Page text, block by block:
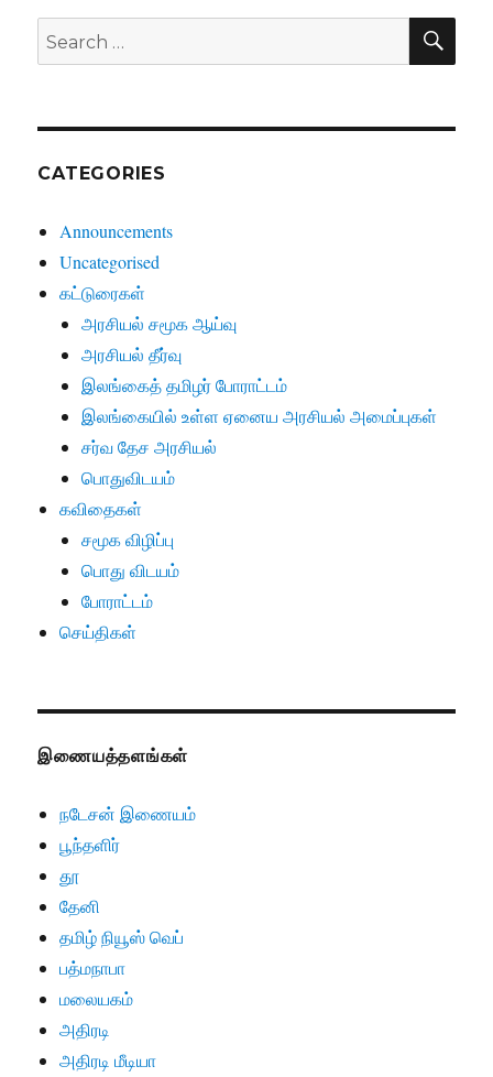
Search
for:
CATEGORIES
Announcements
Uncategorised
கட்டுரைகள்
அரசியல் சமூக ஆய்வு
அரசியல் தீர்வு
இலங்கைத் தமிழர் போராட்டம்
இலங்கையில் உள்ள ஏனைய அரசியல் அமைப்புகள்
சர்வ தேச அரசியல்
பொதுவிடயம்
கவிதைகள்
சமூக விழிப்பு
பொது விடயம்
போராட்டம்
செய்திகள்
இணையத்தளங்கள்
நடேசன் இணையம்
பூந்தளிர்
தூ
தேனி
தமிழ் நியூஸ் வெப்
பத்மநாபா
மலையகம்
அதிரடி
அதிரடி மீடியா